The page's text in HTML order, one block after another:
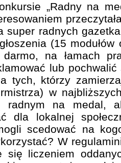
„Radny na
super radnych
(15
darmo, na łamach
lub
tych, którzy
w
radnym na medal,
dla lokalnej
scedować na
W
się liczeniem